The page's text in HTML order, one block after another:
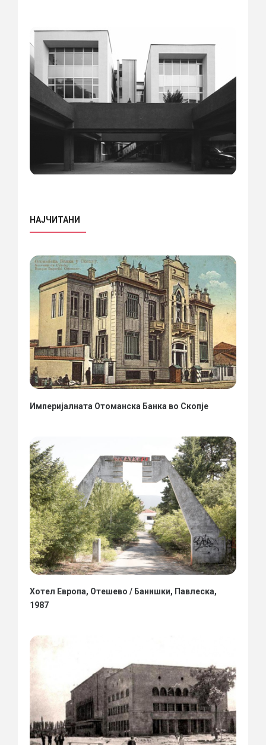
НАЈЧИТАНИ
Империјалната Отоманска Банка во Скопје
Хотел Европа, Отешево / Банишки, Павлеска,
1987